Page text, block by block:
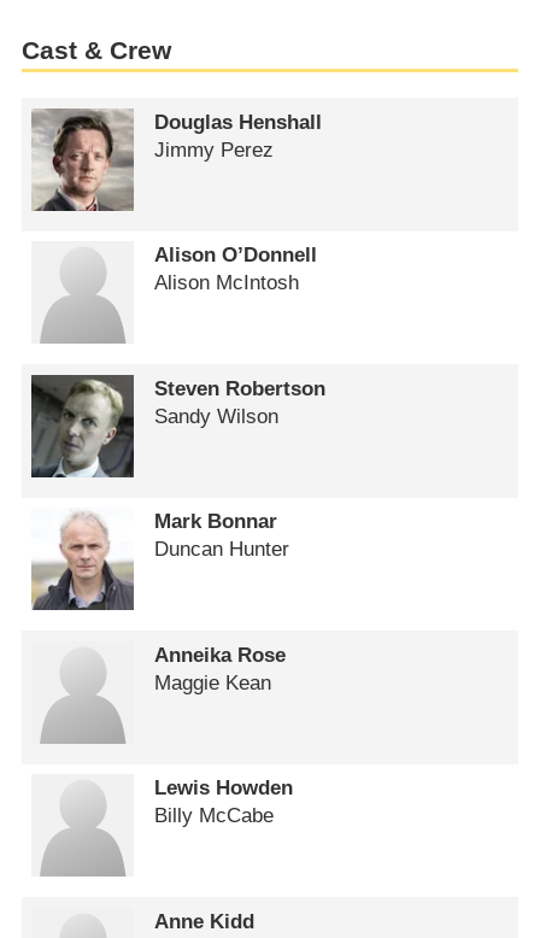
Cast & Crew
Douglas Henshall
Jimmy Perez
Alison O’Donnell
Alison McIntosh
Steven Robertson
Sandy Wilson
Mark Bonnar
Duncan Hunter
Anneika Rose
Maggie Kean
Lewis Howden
Billy McCabe
Anne Kidd